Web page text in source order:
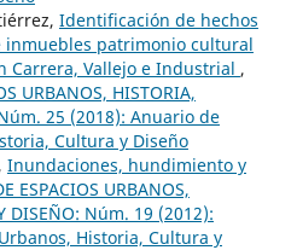
Identificación de hechos
inmuebles patrimonio cultural
Carrera, Vallejo e Industrial ,
URBANOS, HISTORIA,
25 (2018): Anuario de
Cultura y Diseño
Inundaciones, hundimiento y
ESPACIOS URBANOS,
DISEÑO: Núm. 19 (2012):
Historia, Cultura y